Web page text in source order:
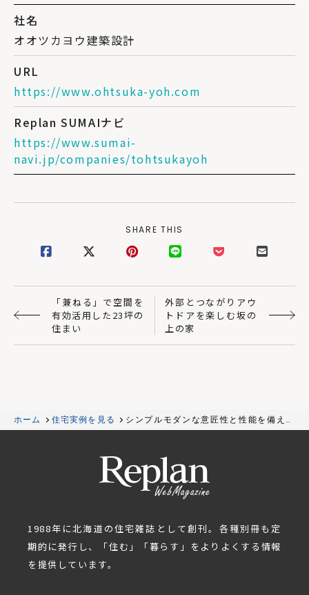
社名
オオツカヨウ建築設計
URL
https://www.ohtsuka-yoh.com
Replan SUMAIナビ
https://www.sumai-
navi.jp/companies/tohtsukayoh
「兼ねる」で空間を
有効活用した23坪の
住まい
外部とつながりアウ
トドアを楽しむ坂の
上の家
SHARE THIS
ホーム 住宅実例を見る
シンプルモダンな意匠性と性能を備えた
快適な家
1988年に北海道の住宅雑誌として創刊。各種別冊も定
期的に発行し、「住む」「暮らす」をよりよくする情報
を提供しています。